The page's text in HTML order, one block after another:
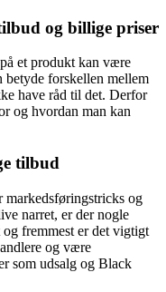
og billige priser
et produkt kan være
betyde forskellen mellem
have råd til det. Derfor
og hvordan man kan
tilbud
markedsføringstricks og
narret, er der nogle
fremmest er det vigtigt
og være
som udsalg og Black